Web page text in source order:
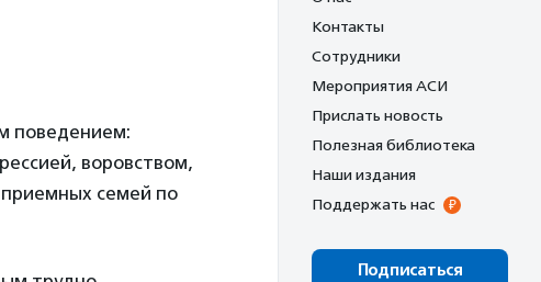
поведением:
воровством,
семей по
Контакты
Сотрудники
Мероприятия АСИ
Прислать новость
Полезная библиотека
Наши издания
Поддержать нас
Подписаться